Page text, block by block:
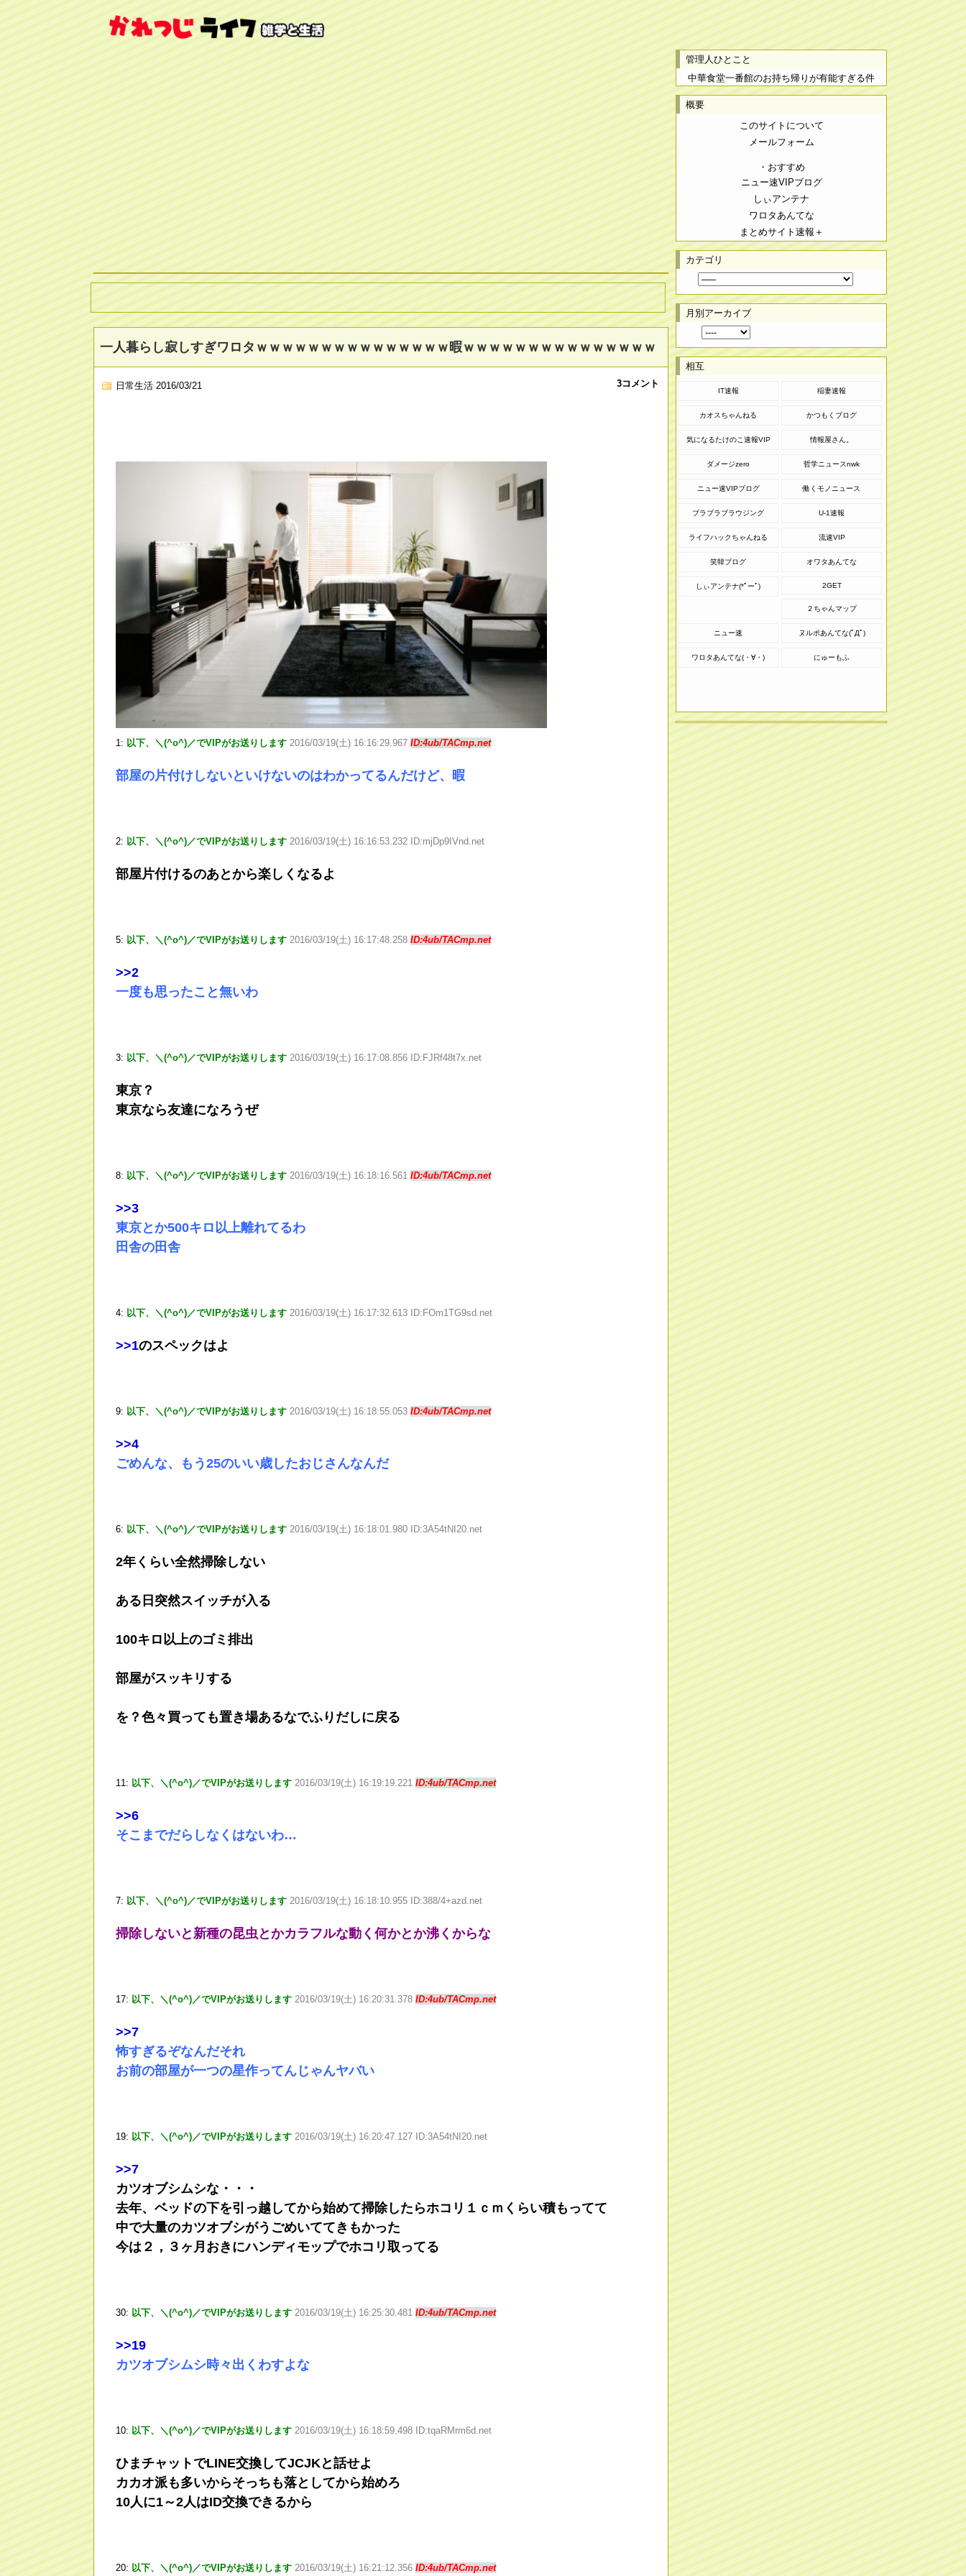
一人暮らし寂しすぎワロタｗｗｗｗｗｗｗｗｗｗｗｗｗｗｗ暇ｗｗｗｗｗｗｗｗｗｗｗｗｗｗｗ
日常生活 2016/03/21 3コメント
1: 以下、＼(^o^)／でVIPがお送りします 2016/03/19(土) 16:16:29.967 ID:4ub/TACmp.net
部屋の片付けしないといけないのはわかってるんだけど、暇
2: 以下、＼(^o^)／でVIPがお送りします 2016/03/19(土) 16:16:53.232 ID:mjDp9IVnd.net
部屋片付けるのあとから楽しくなるよ
5: 以下、＼(^o^)／でVIPがお送りします 2016/03/19(土) 16:17:48.258 ID:4ub/TACmp.net
>>2
一度も思ったこと無いわ
3: 以下、＼(^o^)／でVIPがお送りします 2016/03/19(土) 16:17:08.856 ID:FJRf48t7x.net
東京？
東京なら友達になろうぜ
8: 以下、＼(^o^)／でVIPがお送りします 2016/03/19(土) 16:18:16.561 ID:4ub/TACmp.net
>>3
東京とか500キロ以上離れてるわ
田舎の田舎
4: 以下、＼(^o^)／でVIPがお送りします 2016/03/19(土) 16:17:32.613 ID:FOm1TG9sd.net
>>1のスペックはよ
9: 以下、＼(^o^)／でVIPがお送りします 2016/03/19(土) 16:18:55.053 ID:4ub/TACmp.net
>>4
ごめんな、もう25のいい歳したおじさんなんだ
6: 以下、＼(^o^)／でVIPがお送りします 2016/03/19(土) 16:18:01.980 ID:3A54tNI20.net
2年くらい全然掃除しない
ある日突然スイッチが入る
100キロ以上のゴミ排出
部屋がスッキリする
を？色々買っても置き場あるなでふりだしに戻る
11: 以下、＼(^o^)／でVIPがお送りします 2016/03/19(土) 16:19:19.221 ID:4ub/TACmp.net
>>6
そこまでだらしなくはないわ…
7: 以下、＼(^o^)／でVIPがお送りします 2016/03/19(土) 16:18:10.955 ID:388/4+azd.net
掃除しないと新種の昆虫とかカラフルな動く何かとか沸くからな
17: 以下、＼(^o^)／でVIPがお送りします 2016/03/19(土) 16:20:31.378 ID:4ub/TACmp.net
>>7
怖すぎるぞなんだそれ
お前の部屋が一つの星作ってんじゃんヤバい
19: 以下、＼(^o^)／でVIPがお送りします 2016/03/19(土) 16:20:47.127 ID:3A54tNI20.net
>>7
カツオブシムシな・・・
去年、ベッドの下を引っ越してから始めて掃除したらホコリ１ｃｍくらい積もってて
中で大量のカツオブシがうごめいててきもかった
今は２，３ヶ月おきにハンディモップでホコリ取ってる
30: 以下、＼(^o^)／でVIPがお送りします 2016/03/19(土) 16:25:30.481 ID:4ub/TACmp.net
>>19
カツオブシムシ時々出くわすよな
10: 以下、＼(^o^)／でVIPがお送りします 2016/03/19(土) 16:18:59.498 ID:tqaRMrm6d.net
ひまチャットでLINE交換してJCJKと話せよ
カカオ派も多いからそっちも落としてから始めろ
10人に1～2人はID交換できるから
20: 以下、＼(^o^)／でVIPがお送りします 2016/03/19(土) 16:21:12.356 ID:4ub/TACmp.net
管理人ひとこと
中華食堂一番館のお持ち帰りが有能すぎる件
概要
このサイトについて
メールフォーム
・おすすめ
ニュー速VIPブログ
しぃアンテナ
ワロタあんてな
まとめサイト速報＋
カテゴリ
月別アーカイブ
相互
IT速報 稲妻速報
カオスちゃんねる かつもくブログ
気になるたけのこ速報VIP 情報屋さん。
ダメージzero 哲学ニュースnwk
ニュー速VIPブログ 働くモノニュース
ブラブラブラウジング U-1速報
ライフハックちゃんねる 流速VIP
笑韓ブログ オワタあんてな
しぃアンテナ(*ﾟーﾟ) 2GET
２ちゃんマップ
ニュー速 ヌルポあんてな(ﾟДﾟ)
ワロタあんてな(・∀・) にゅーもふ